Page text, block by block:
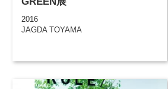
2016
JAGDA TOYAMA